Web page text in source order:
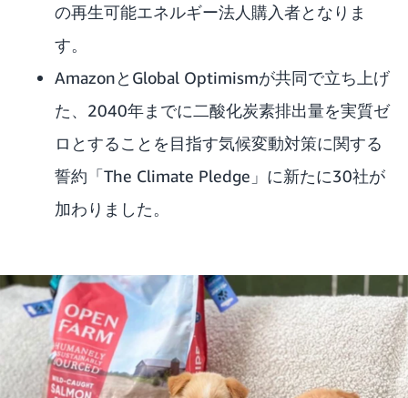
の再生可能エネルギー法人購入者となりま
す。
AmazonとGlobal Optimismが共同で立ち上げ
た、2040年までに二酸化炭素排出量を実質ゼ
ロとすることを目指す気候変動対策に関する
誓約「The Climate Pledge」に新たに30社が
加わりました。